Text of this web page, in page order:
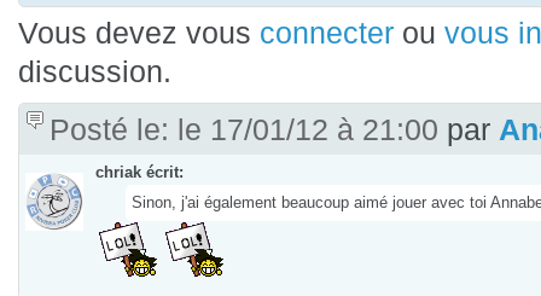
Vous devez vous connecter ou vous
discussion.
Posté le: le 17/01/12 à 21:00 par
chriak écrit:
Sinon, j'ai également beaucoup aimé jouer avec toi